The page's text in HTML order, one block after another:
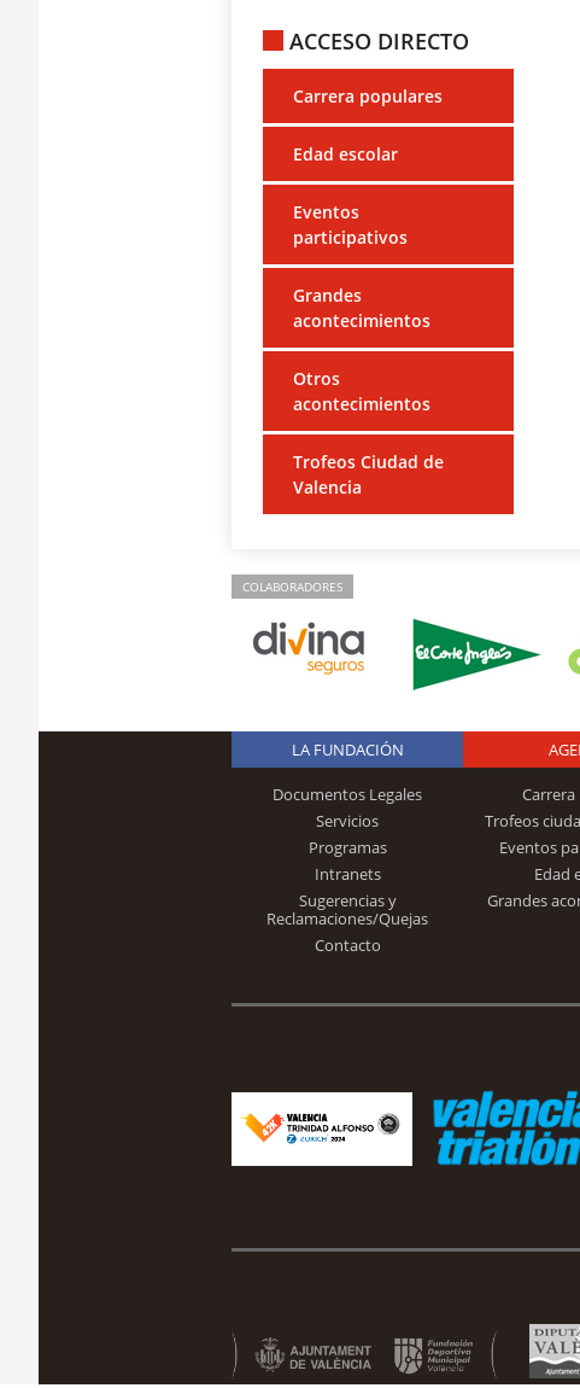
ACCESO DIRECTO
Carrera populares
Edad escolar
Eventos
participativos
Grandes
acontecimientos
Otros
acontecimientos
Trofeos Ciudad de
Valencia
COLABORADORES
LA FUNDACIÓN
Documentos Legales
Servicios
Programas
Intranets
Sugerencias y
Reclamaciones/Quejas
Contacto
Trofeos
Eventos
Edad
Grandes